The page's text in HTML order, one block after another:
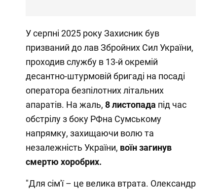
У серпні 2025 року Захисник був
призваний до лав Збройних Сил України,
проходив службу в 13-й окремій
десантно-штурмовій бригаді на посаді
оператора безпілотних літальних
апаратів. На жаль, 8 листопада під час
обстрілу з боку РФна Сумському
напрямку, захищаючи волю та
незалежність України, воїн загинув
смертю хоробрих.
"Для сім'ї – це велика втрата. Олександр